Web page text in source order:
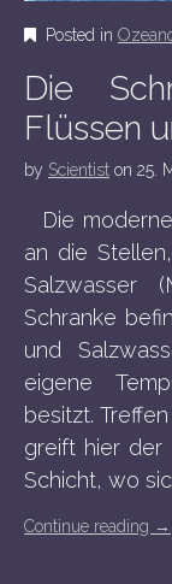
Posted in
Die
Flüssen
by Scientist on 25.
Die
an die
Salzwasser
Schranke
und
eigene
besitzt.
greift hier der
Schicht, wo
Continue reading →